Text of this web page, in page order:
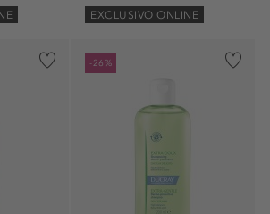
EXCLUSIVO ONLINE
-26%